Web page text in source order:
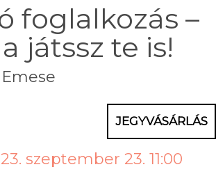
foglalkozás –
játssz te is!
JEGYVÁSÁRLÁS
szeptember 23. 11:00